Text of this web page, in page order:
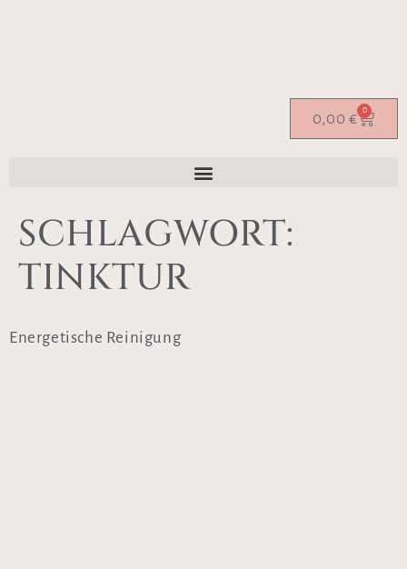
0,00 € 0
SCHLAGWORT:
TINKTUR
Energetische Reinigung